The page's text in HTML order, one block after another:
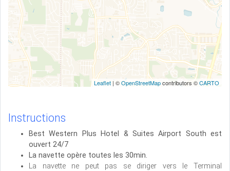
Leaflet | ©OpenStreetMapcontributors ©CARTO
Instructions
Best Western Plus Hotel & Suites Airport South est
ouvert 24/7
La navette opère toutes les 30min.
La navette ne peut pas se diriger vers le Terminal